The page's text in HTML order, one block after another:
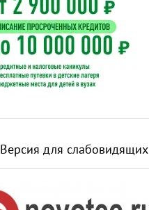
Версия для слабовидящих